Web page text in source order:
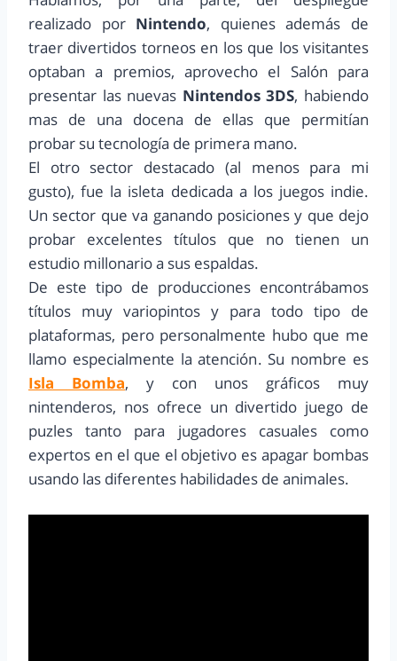
realizado porNintendo, quienes además de
traer divertidos torneos en los que los visitantes
optaban a premios, aprovecho el Salón para
presentar las nuevas Nintendos 3DS, habiendo
mas de una docena de ellas que permitían
probar su tecnología de primera mano.
El otro sector destacado (al menos para mi
gusto), fue la isleta dedicada a los juegos indie.
Un sector que va ganando posiciones y que dejo
probar excelentes títulos que no tienen un
estudio millonario a sus espaldas.
De este tipo de producciones encontrábamos
títulos muy variopintos y para todo tipo de
plataformas, pero personalmente hubo que me
llamo especialmente la atención. Su nombre es
Isla Bomba, y con unos gráficos muy
nintenderos, nos ofrece un divertido juego de
puzles tanto para jugadores casuales como
expertos en el que el objetivo es apagar bombas
usando las diferentes habilidades de animales.